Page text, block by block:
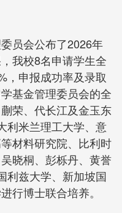
员会公布了2026年
我校8名申请学生全
，申报成功率及录取
基金管理委员会的全
荣、代长江及金玉东
利米兰理工大学、意
材料研究院、比利时
晓桐、彭栎丹、黄誉
利兹大学、新加坡国
行博士联合培养。